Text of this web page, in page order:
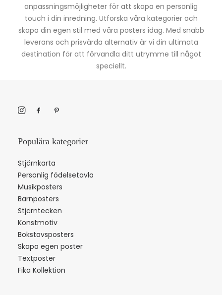
anpassningsmöjligheter för att skapa en personlig
touch i din inredning. Utforska våra kategorier och
skapa din egen stil med våra posters idag. Med snabb
leverans och prisvärda alternativ är vi din ultimata
destination för att förvandla ditt utrymme till något
speciellt.
Populära kategorier
Stjärnkarta
Personlig födelsetavla
Musikposters
Barnposters
Stjärntecken
Konstmotiv
Bokstavsposters
Skapa egen poster
Textposter
Fika Kollektion